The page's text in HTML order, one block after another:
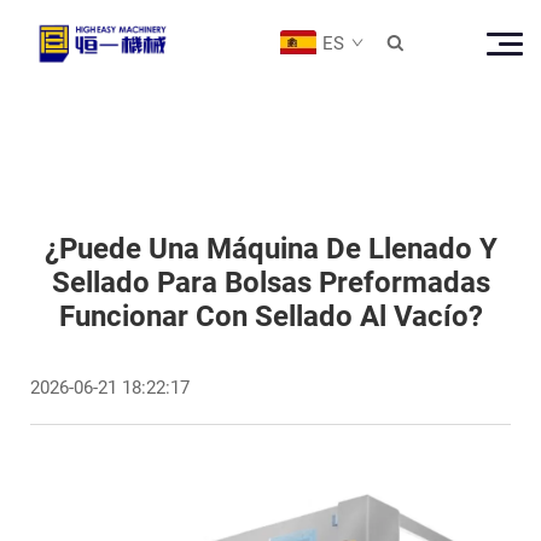
ES 
¿Puede Una Máquina De Llenado Y
Sellado Para Bolsas Preformadas
Funcionar Con Sellado Al Vacío?
2026-06-21 18:22:17